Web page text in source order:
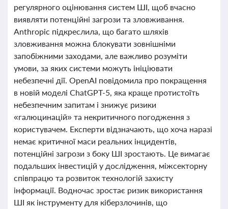
регулярного оцінювання систем ШІ, щоб вчасно
виявляти потенційні загрози та зловживання.
Anthropic підкреслила, що багато шляхів
зловживання можна блокувати зовнішніми
запобіжними заходами, але важливо розуміти
умови, за яких системи можуть ініціювати
небезпечні дії. OpenAI повідомила про покращення
в новій моделі ChatGPT-5, яка краще протистоїть
небезпечним запитам і знижує ризики
«галюцинацій» та некритичного погодження з
користувачем. Експерти відзначають, що хоча наразі
немає критичної маси реальних інцидентів,
потенційні загрози з боку ШІ зростають. Це вимагає
подальших інвестицій у дослідження, міжсекторну
співпрацю та розвиток технологій захисту
інформації. Водночас зростає ризик використання
ШІ як інструменту для кіберзлочинів, що